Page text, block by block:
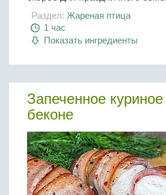
Раздел: Жареная птица
1 час
Показать ингредиенты
Запеченное
беконе